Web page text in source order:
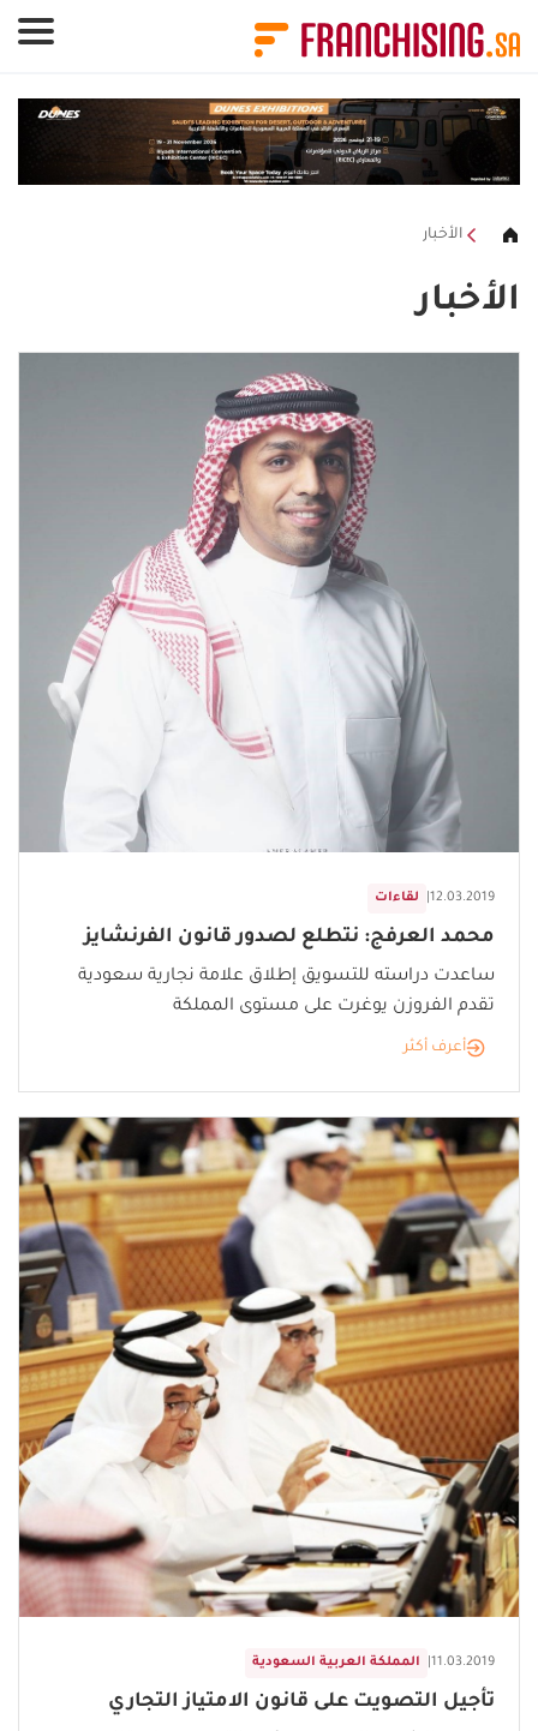
الأخبار
الأخبار
لقاءات 12.03.2019
محمد العرفج: نتطلع لصدور قانون الفرنشايز
ساعدت دراسته للتسويق إطلاق علامة نجارية سعودية
تقدم الفروزن يوغرت على مستوى المملكة
أعرف أكثر
المملكة العربية السعودية 11.03.2019
تأجيل التصويت على قانون الامتياز التجاري
لوحة إدارة ملفات تعريف الارتباط